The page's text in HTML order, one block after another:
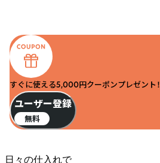
すぐに使える5,000円クーポンプレゼント！
ユーザー登録
無料
日々の仕入れで